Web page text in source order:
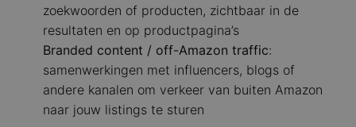
zoekwoorden of producten, zichtbaar in de
resultaten en op productpagina’s
Branded content / off-Amazon traffic:
samenwerkingen met influencers, blogs of
andere kanalen om verkeer van buiten Amazon
naar jouw listings te sturen